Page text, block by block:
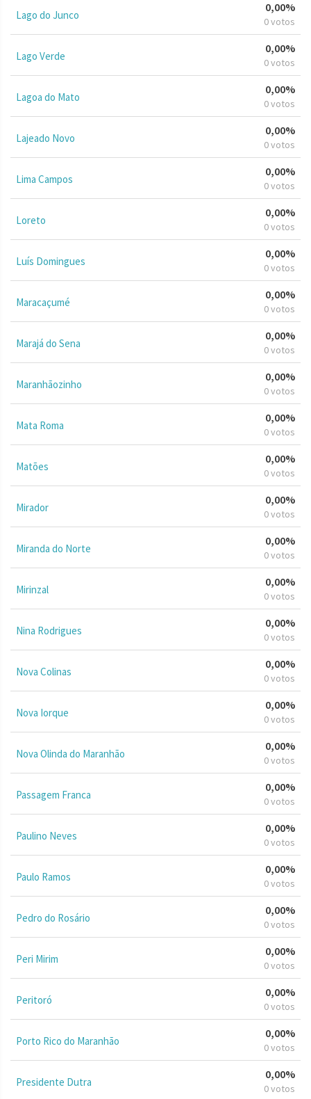
Lago do Junco
0,00%
0 votos
Lago Verde
0,00%
0 votos
Lagoa do Mato
0,00%
0 votos
Lajeado Novo
0,00%
0 votos
Lima Campos
0,00%
0 votos
Loreto
0,00%
0 votos
Luís Domingues
0,00%
0 votos
Maracaçumé
0,00%
0 votos
Marajá do Sena
0,00%
0 votos
Maranhãozinho
0,00%
0 votos
Mata Roma
0,00%
0 votos
Matões
0,00%
0 votos
Mirador
0,00%
0 votos
Miranda do Norte
0,00%
0 votos
Mirinzal
0,00%
0 votos
Nina Rodrigues
0,00%
0 votos
Nova Colinas
0,00%
0 votos
Nova Iorque
0,00%
0 votos
Nova Olinda do Maranhão
0,00%
0 votos
Passagem Franca
0,00%
0 votos
Paulino Neves
0,00%
0 votos
Paulo Ramos
0,00%
0 votos
Pedro do Rosário
0,00%
0 votos
Peri Mirim
0,00%
0 votos
Peritoró
0,00%
0 votos
Porto Rico do Maranhão
0,00%
0 votos
Presidente Dutra
0,00%
0 votos